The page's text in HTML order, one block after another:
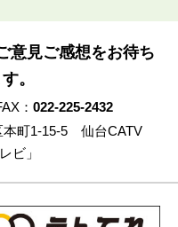
意見ご感想をお待ち
。
： 022-225-2432
本町1-15-5 仙台CATV
ビ」